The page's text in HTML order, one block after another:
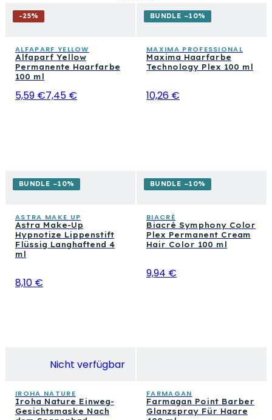
-25%
ALFAPARF YELLOW
Alfaparf Yellow
Permanente Haarfarbe
100 ml
5,59 €7,45 €
BUNDLE −10%
MAXIMA PROFESSIONAL
Maxima Haarfarbe
Technology Plex 100 ml
10,26 €
BUNDLE −10%
ASTRA MAKE UP
Astra Make-Up
Hypnotize Lippenstift
Flüssig Langhaftend 4
ml
8,10 €
BUNDLE −10%
BIACRÈ
Biacrè Symphony Color
Plex Permanent Cream
Hair Color 100 ml
9,94 €
Nicht verfügbar
IROHA NATURE
Iroha Nature Einweg-
Gesichtsmaske Nach
FARMAGAN
Farmagan Point Barber
Glanzspray Für Haare